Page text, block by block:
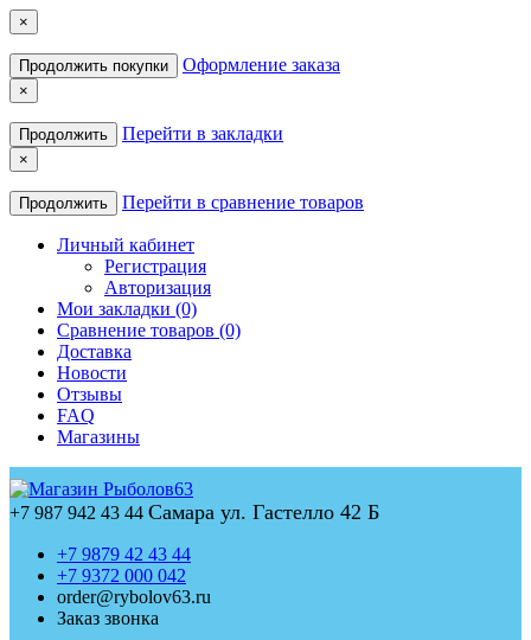
×
Продолжить покупки Оформление заказа
×
Продолжить Перейти в закладки
×
Продолжить Перейти в сравнение товаров
Личный кабинет
Регистрация
Авторизация
Мои закладки (0)
Сравнение товаров (0)
Доставка
Новости
Отзывы
FAQ
Магазины
+7 987 942 43 44 Самара ул. Гастелло 42 Б
+7 9879 42 43 44
+7 9372 000 042
order@rybolov63.ru
Заказ звонка